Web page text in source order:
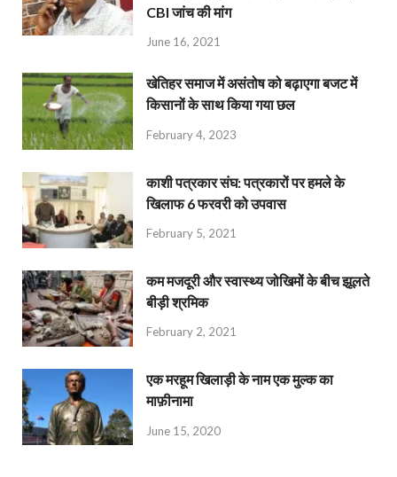
CBI जांच की मांग
June 16, 2021
खेतिहर समाज में असंतोष को बढ़ाएगा बजट में
किसानों के साथ किया गया छल
February 4, 2023
काशी पत्रकार संघ: पत्रकारों पर हमले के
खिलाफ 6 फरवरी को उपवास
February 5, 2021
कम मजदूरी और स्वास्थ्य जोखिमों के बीच झूलते
बीड़ी श्रमिक
February 2, 2021
एक मरहूम खिलाड़ी के नाम एक मुल्क का
माफ़ीनामा
June 15, 2020